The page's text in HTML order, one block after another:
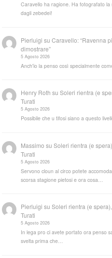
Caravello ha ragione. Ha fotografato
dagli zebedei!
Pierluigi suCaravello: “Ravenna
dimostrare”
5 Agosto 2026
Anch'io la penso così specialmente
Henry Roth suSoleri rientra (e
Turati
5 Agosto 2026
Possibile che u tifosi siano a questo
Massimo suSoleri rientra (e
Turati
5 Agosto 2026
Servono cloun al circo potete
scorsa stagione pietosi e ora cosa…
Pierluigi suSoleri rientra (e
Turati
5 Agosto 2026
In lega pro ci avete portato ora penso
svelta prima che…